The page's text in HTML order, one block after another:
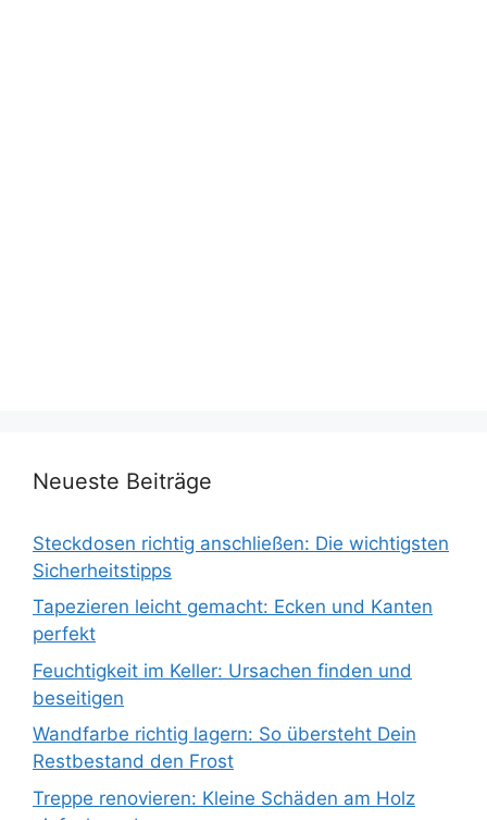
Neueste Beiträge
Steckdosen richtig anschließen: Die wichtigsten
Sicherheitstipps
Tapezieren leicht gemacht: Ecken und Kanten
perfekt
Feuchtigkeit im Keller: Ursachen finden und
beseitigen
Wandfarbe richtig lagern: So übersteht Dein
Restbestand den Frost
Treppe renovieren: Kleine Schäden am Holz